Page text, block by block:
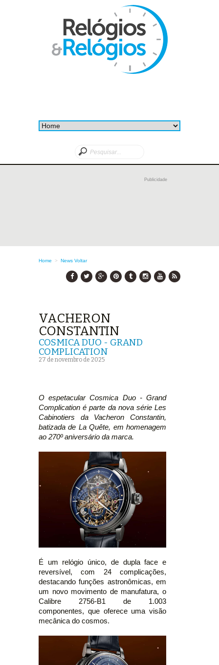
Publicidade
Home > News Voltar
VACHERON
CONSTANTIN
COSMICA DUO - GRAND
COMPLICATION
27 de novembro de 2025
O espetacular Cosmica Duo - Grand
Complication é parte da nova série Les
Cabinotiers da Vacheron Constantin,
batizada de La Quête, em homenagem
ao 270º aniversário da marca.
É um relógio único, de dupla face e
reversível, com 24 complicações,
destacando funções astronômicas, em
um novo movimento de manufatura, o
Calibre 2756-B1 de 1.003
componentes, que oferece uma visão
mecânica do cosmos.